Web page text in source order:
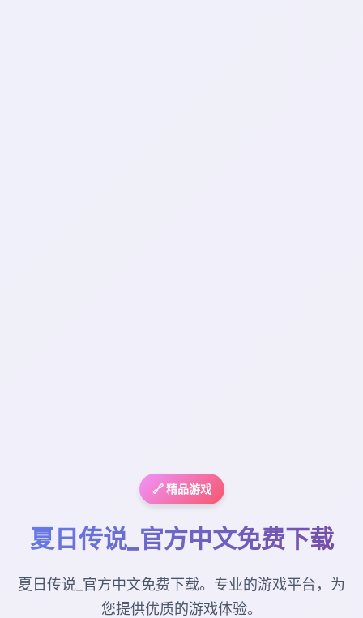
🔗 精品游戏
夏日传说_官方中文免费下载
夏日传说_官方中文免费下载。专业的游戏平台，为
您提供优质的游戏体验。